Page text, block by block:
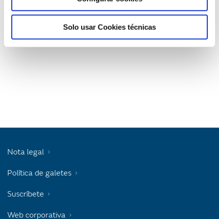
Solo usar Cookies técnicas
Nota legal
Política de galetes
Suscríbete
Web corporativa